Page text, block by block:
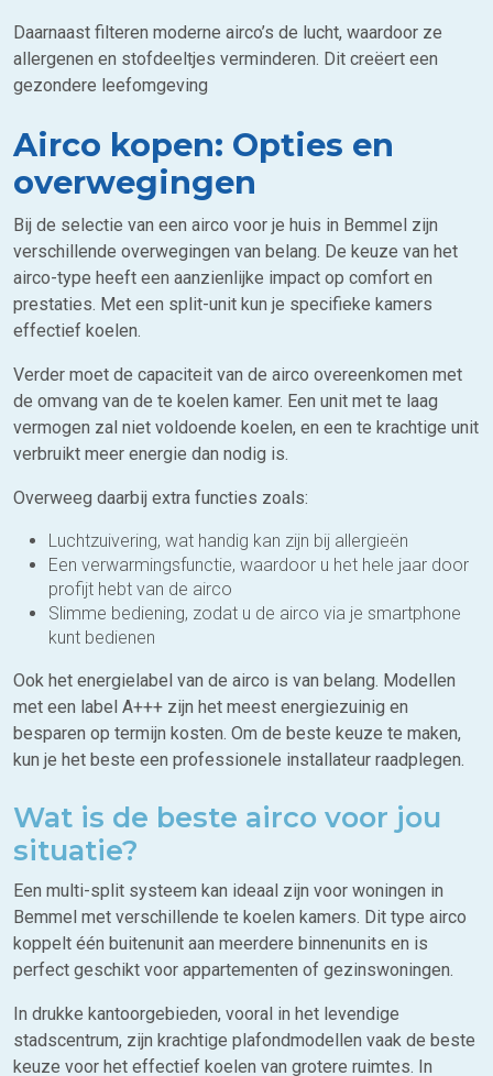
Daarnaast filteren moderne airco’s de lucht, waardoor ze
allergenen en stofdeeltjes verminderen. Dit creëert een
gezondere leefomgeving
Airco kopen: Opties en
overwegingen
Bij de selectie van een airco voor je huis in Bemmel zijn
verschillende overwegingen van belang. De keuze van het
airco-type heeft een aanzienlijke impact op comfort en
prestaties. Met een split-unit kun je specifieke kamers
effectief koelen.
Verder moet de capaciteit van de airco overeenkomen met
de omvang van de te koelen kamer. Een unit met te laag
vermogen zal niet voldoende koelen, en een te krachtige unit
verbruikt meer energie dan nodig is.
Overweeg daarbij extra functies zoals:
Luchtzuivering, wat handig kan zijn bij allergieën
Een verwarmingsfunctie, waardoor u het hele jaar door
profijt hebt van de airco
Slimme bediening, zodat u de airco via je smartphone
kunt bedienen
Ook het energielabel van de airco is van belang. Modellen
met een label A+++ zijn het meest energiezuinig en
besparen op termijn kosten. Om de beste keuze te maken,
kun je het beste een professionele installateur raadplegen.
Wat is de beste airco voor jou
situatie?
Een multi-split systeem kan ideaal zijn voor woningen in
Bemmel met verschillende te koelen kamers. Dit type airco
koppelt één buitenunit aan meerdere binnenunits en is
perfect geschikt voor appartementen of gezinswoningen.
In drukke kantoorgebieden, vooral in het levendige
stadscentrum, zijn krachtige plafondmodellen vaak de beste
keuze voor het effectief koelen van grotere ruimtes. In